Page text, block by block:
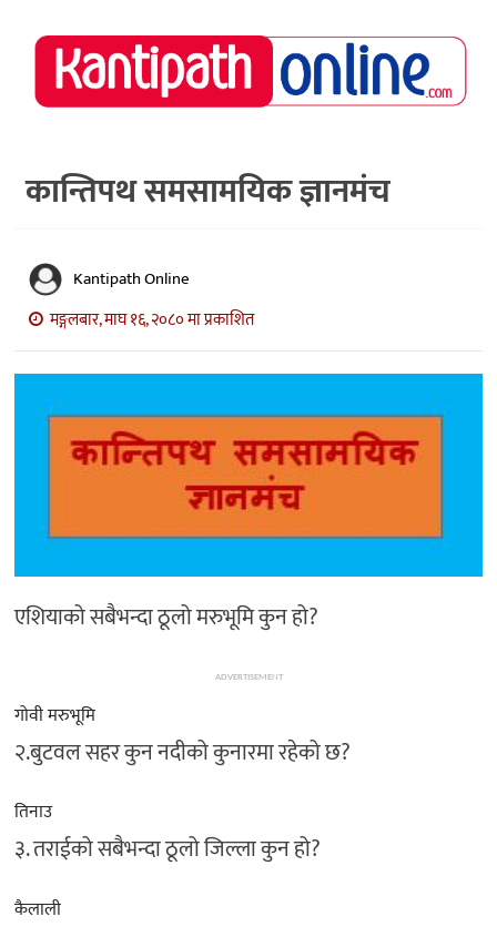
राष्ट्रिय
समाचार
नेपाल
पर्यटन
मनोरञ्जन
अन्तर्वार्ता/
विचार
प्रवास
राशिफल
कान्तिपथ समसामयिक ज्ञानमंच
Kantipath Online
मङ्गलबार, माघ १६, २०८० मा प्रकाशित
एशियाको सबैभन्दा ठूलो मरुभूमि कुन हो?
ADVERTISEMENT
गोवी मरुभूमि
२.बुटवल सहर कुन नदीको कुनारमा रहेको छ?
तिनाउ
३. तराईको सबैभन्दा ठूलो जिल्ला कुन हो?
कैलाली